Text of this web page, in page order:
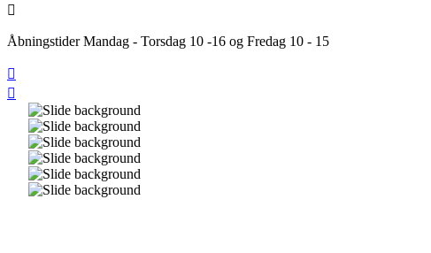

Åbningstider Mandag - Torsdag 10 -16 og Fredag 10 - 15

